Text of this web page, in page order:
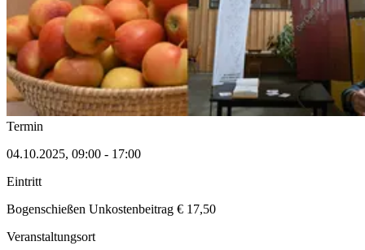
Termin
04.10.2025, 09:00 - 17:00
Eintritt
Bogenschießen Unkostenbeitrag € 17,50
Veranstaltungsort